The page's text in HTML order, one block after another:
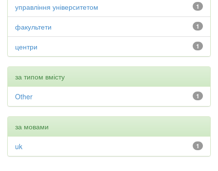
1
управління університетом
1
факультети
1
центри
за типом вмісту
1
Other
за мовами
1
uk